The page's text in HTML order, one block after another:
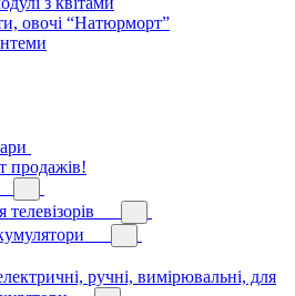
овочі “Натюрморт”
продажів!
ручні, вимірювальні, для